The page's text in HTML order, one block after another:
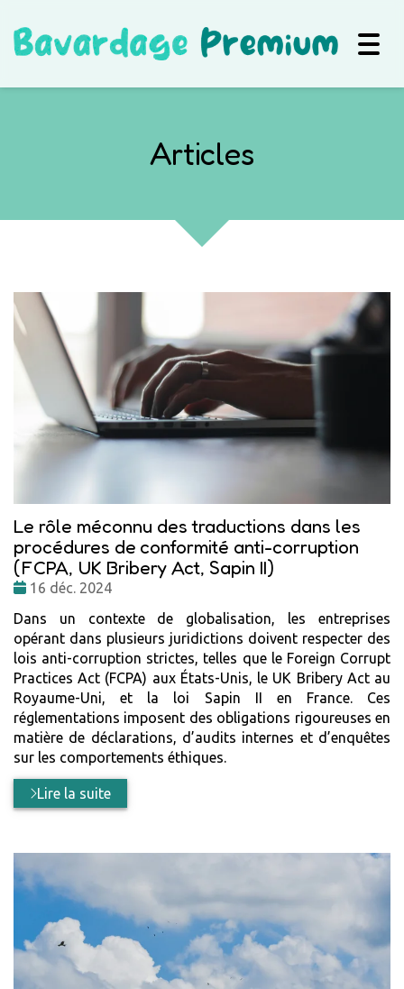
Articles
Le rôle méconnu des traductions dans les
procédures de conformité anti-corruption
(FCPA, UK Bribery Act, Sapin II)
Date
16 déc. 2024
Dans un contexte de globalisation, les entreprises
opérant dans plusieurs juridictions doivent respecter des
lois anti-corruption strictes, telles que le Foreign Corrupt
Practices Act (FCPA) aux États-Unis, le UK Bribery Act au
Royaume-Uni, et la loi Sapin II en France. Ces
réglementations imposent des obligations rigoureuses en
matière de déclarations, d’audits internes et d’enquêtes
sur les comportements éthiques.
Lire la suite